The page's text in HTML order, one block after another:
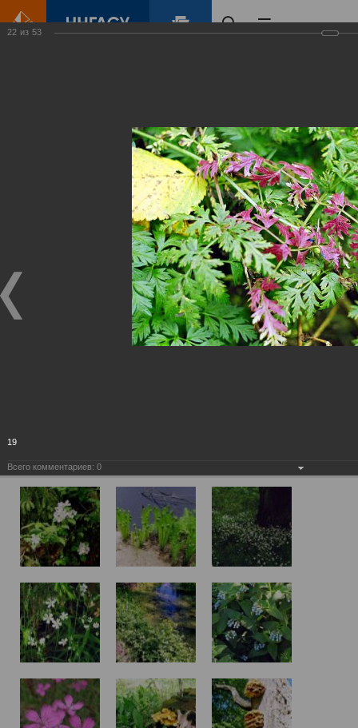
Виртуальные
выставки
(фотоальбомы)
22 из 53
19
Всего комментариев: 0